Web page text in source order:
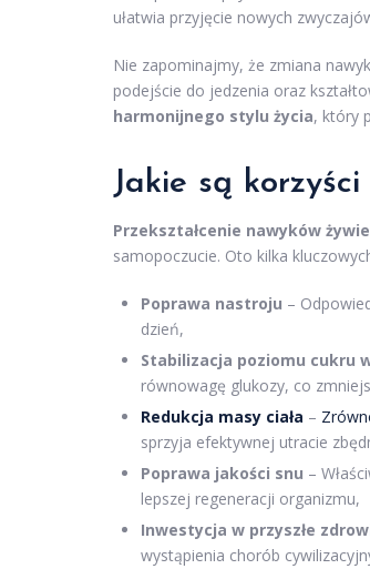
ułatwia przyjęcie nowych
Nie zapominajmy, że zmiana
podejście do jedzenia oraz
harmonijnego stylu życia, który
Jakie są
Przekształcenie nawyków
samopoczucie. Oto kilka
Poprawa nastroju –
dzień,
Stabilizacja poziomu cukru
równowagę glukozy, co
Redukcja masy ciała –
sprzyja efektywnej utracie
Poprawa jakości snu –
lepszej regeneracji organizmu,
Inwestycja w przyszłe
wystąpienia chorób